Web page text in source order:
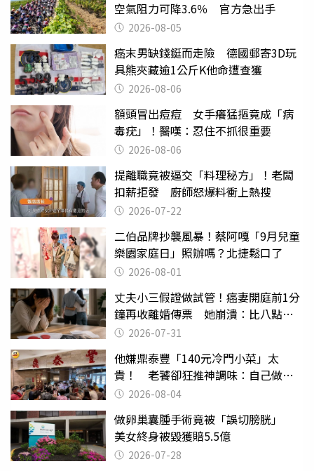
空氣阻力可降3.6％ 官方急出手
2026-08-05
癌末男缺錢鋌而走險 德國郵寄3D玩
具熊夾藏逾1公斤K他命遭查獲
2026-08-06
額頭冒出痘痘 女手癢猛摳竟成「病
毒疣」！醫嘆：忍住不抓很重要
2026-08-06
提離職竟被逼交「料理秘方」！老闆
扣薪拒發 廚師怒爆料衝上熱搜
2026-07-22
二伯品牌抄襲風暴！蔡阿嘎「9月兒童
樂園家庭日」照辦嗎？北捷鬆口了
2026-08-01
丈夫小三假證做試管！癌妻開庭前1分
鐘再收離婚傳票 她崩潰：比八點檔
還扯2026-07-31
他嫌鼎泰豐「140元冷門小菜」太
貴！ 老饕卻狂推神調味：自己做不
出來2026-08-04
做卵巢囊腫手術竟被「誤切膀胱」
美女終身被毀獲賠5.5億
2026-07-28